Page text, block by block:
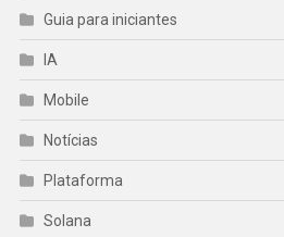
Guia para iniciantes
IA
Mobile
Notícias
Plataforma
Solana